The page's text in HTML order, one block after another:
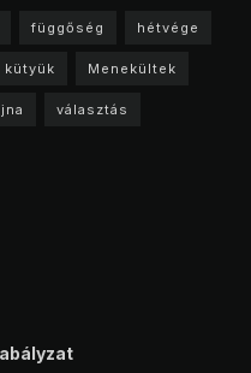
függőség hétvége
kütyük Menekültek
választás